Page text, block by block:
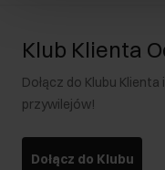
Klub Klienta
Dołącz do Klubu
przywilejów!
Dołącz do Klubu